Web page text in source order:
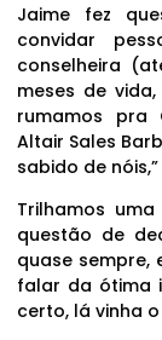
Jaime fez
convidar
conselheira
meses de
rumamos pra
Altair Sales
sabido de
Trilhamos
questão de
quase sempre,
falar da ótima
certo, lá vinha